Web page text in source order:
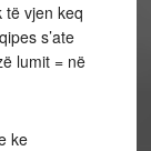
të vjen keq
s’ate
lumit = në
ke